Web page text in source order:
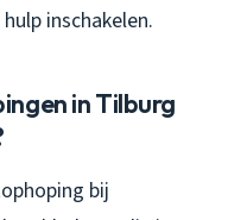
inschakelen.
in Tilburg
bij